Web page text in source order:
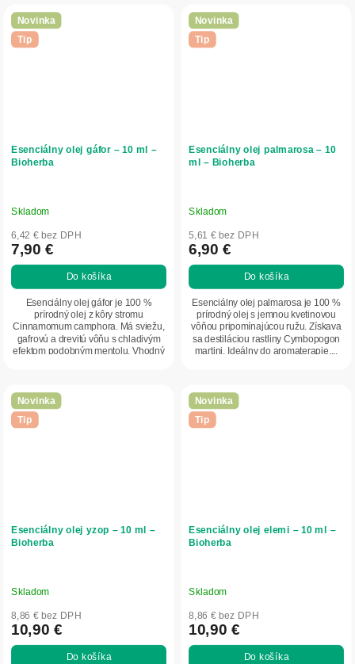
Novinka
Tip
Esenciálny olej gáfor – 10 ml –
Bioherba
Skladom
6,42 € bez DPH
7,90 €
Do košíka
Esenciálny olej gáfor je 100 %
prírodný olej z kôry stromu
Cinnamomum camphora. Má sviežu,
gafrovú a drevitú vôňu s chladivým
efektom podobným mentolu. Vhodný
Novinka
Tip
Esenciálny olej palmarosa – 10
ml – Bioherba
Skladom
5,61 € bez DPH
6,90 €
Do košíka
Esenciálny olej palmarosa je 100 %
prírodný olej s jemnou kvetinovou
vôňou pripomínajúcou ružu. Získava
sa destiláciou rastliny Cymbopogon
martini. Ideálny do aromaterapie,...
Novinka
Tip
Esenciálny olej yzop – 10 ml –
Bioherba
Skladom
8,86 € bez DPH
10,90 €
Do košíka
Novinka
Tip
Esenciálny olej elemi – 10 ml –
Bioherba
Skladom
8,86 € bez DPH
10,90 €
Do košíka